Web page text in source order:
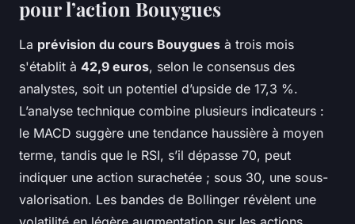
pour l’action Bouygues
La prévision du cours Bouygues à trois mois
s'établit à 42,9 euros, selon le consensus des
analystes, soit un potentiel d’upside de 17,3 %.
L’analyse technique combine plusieurs indicateurs :
le MACD suggère une tendance haussière à moyen
terme, tandis que le RSI, s’il dépasse 70, peut
indiquer une action surachetée ; sous 30, une sous-
valorisation. Les bandes de Bollinger révèlent une